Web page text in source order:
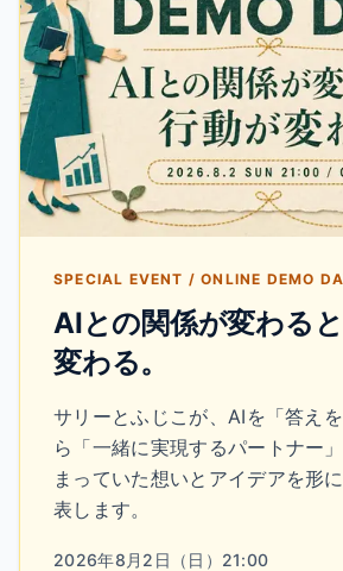
SPECIAL EVENT / ONLINE DEMO
AIとの関係が変わる
変わる。
サリーとふじこが、AIを「答え
ら「一緒に実現するパートナー
まっていた想いとアイデアを形
表します。
開催日時
2026年8月2日（日）21:00